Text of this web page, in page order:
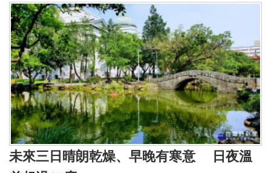
未來三日晴朗乾燥、早晚有寒意 日夜溫